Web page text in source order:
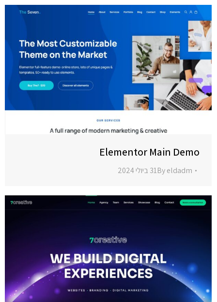
Elementor Main Demo
Byeldadm 31 ביולי 2024